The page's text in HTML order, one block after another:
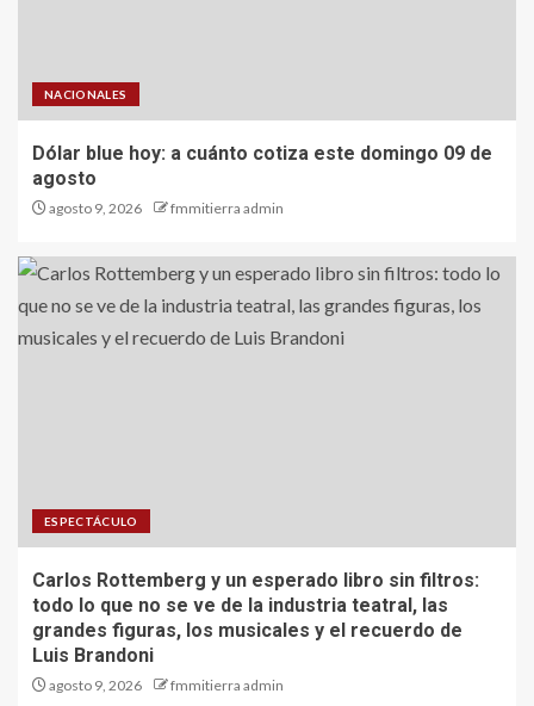
NACIONALES
Dólar blue hoy: a cuánto cotiza este domingo 09 de
agosto
agosto 9, 2026 fmmitierra admin
ESPECTÁCULO
Carlos Rottemberg y un esperado libro sin filtros:
todo lo que no se ve de la industria teatral, las
grandes figuras, los musicales y el recuerdo de
Luis Brandoni
agosto 9, 2026 fmmitierra admin